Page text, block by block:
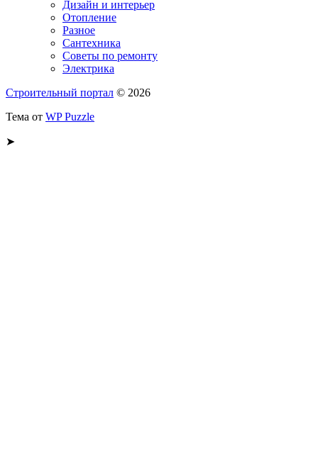
Дизайн и интерьер
Отопление
Разное
Сантехника
Советы по ремонту
Электрика
Строительный портал © 2026
Тема от WP Puzzle
➤